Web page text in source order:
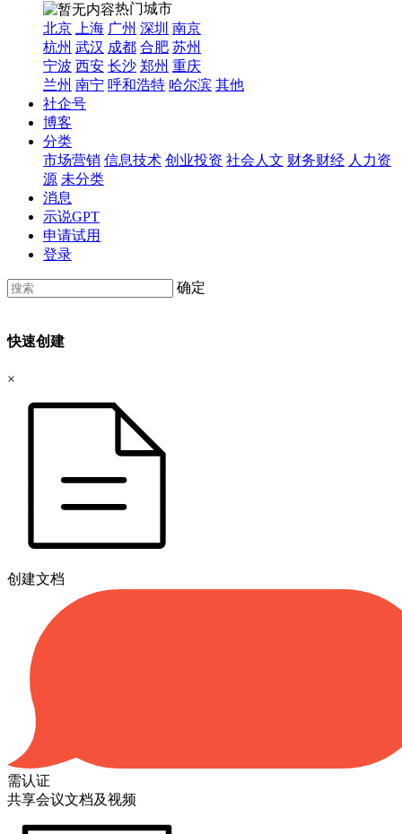
热门城市
北京
上海 广州 深圳 南京
杭州 武汉 成都 合肥 苏州
宁波 西安 长沙 郑州 重庆
兰州 南宁 呼和浩特 哈尔滨 其他
社企号
博客
分类
市场营销 信息技术 创业投资 社会人文 财务财经 人力资
源 未分类
消息
示说GPT
申请试用
登录
确定
快速创建
×
创建文档
需认证
共享会议文档及视频